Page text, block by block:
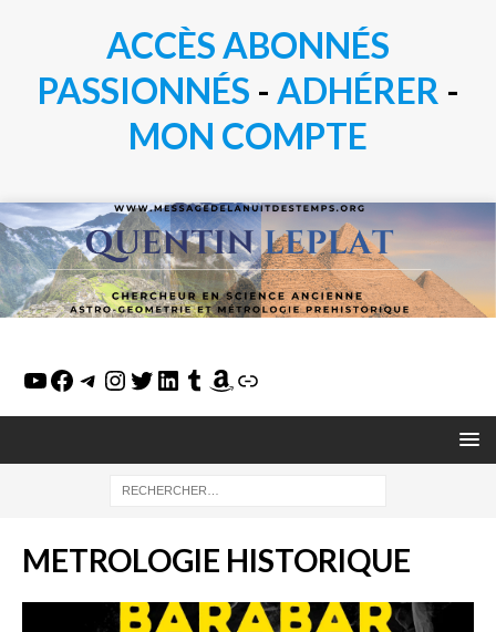
ACCÈS ABONNÉS
PASSIONNÉS - ADHÉRER -
MON COMPTE
METROLOGIE HISTORIQUE